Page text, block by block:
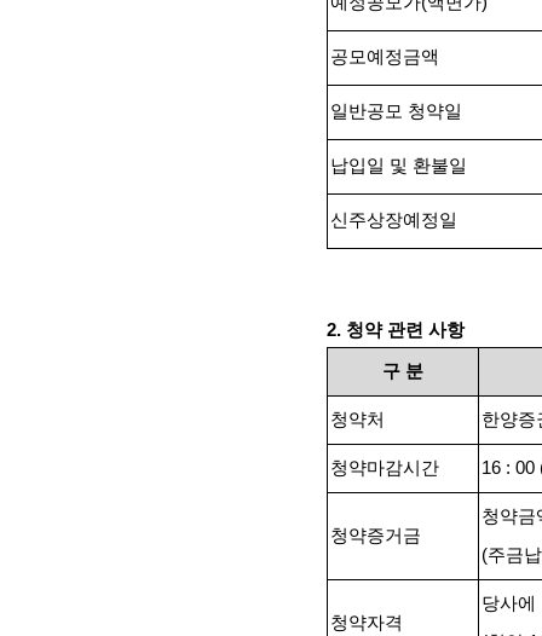
공모예정금액
일반공모 청약일
납입일 및 환불일
신주상장예정일
2. 청약 관련 사항
구 분
청약처 한양증
청약마감시간 16 : 00
청약증거금
청약금
(주금
청약자격
당사에